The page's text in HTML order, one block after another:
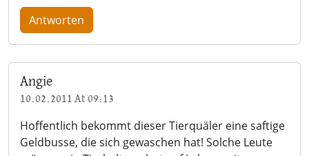
Antworten
Angie
10.02.2011 At 09:13
Hoffentlich bekommt dieser Tierquäler eine saftige
Geldbusse, die sich gewaschen hat! Solche Leute